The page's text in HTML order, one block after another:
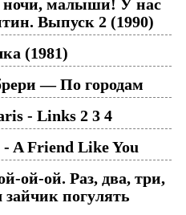
ночи, малыши! У нас
Выпуск 2 (1990)
(1981)
— По городам
- Links 2 3 4
- A Friend Like You
ой-ой. Раз, два, три,
погулять